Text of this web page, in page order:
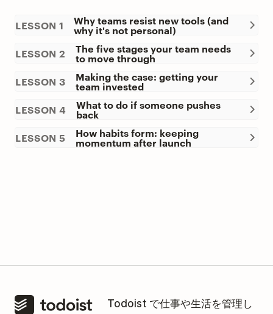
LESSON 1 Why teams resist new tools (and
why it's not personal)
LESSON 2
The five stages your team needs
to move through
LESSON 3
Making the case: getting your
team invested
LESSON 4
What to do if someone pushes
back
LESSON 5
How habits form: keeping
momentum after launch
Todoist で仕事や生活を管理し